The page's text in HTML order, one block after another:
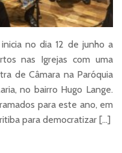
no dia 12 de junho a
nas Igrejas com uma
de Câmara na Paróquia
no bairro Hugo Lange.
para este ano, em
para democratizar […]